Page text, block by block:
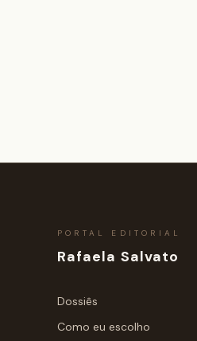
PORTAL EDITORIAL
Rafaela Salvato
Dossiês
Como eu escolho